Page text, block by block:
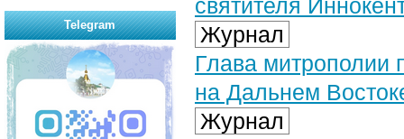
святителя
Журнал
Глава митрополии
на Дальнем
Журнал
Telegram